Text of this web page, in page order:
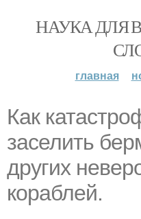
НАУКА ДЛЯ
главная
Как
заселить
других
кораблей.